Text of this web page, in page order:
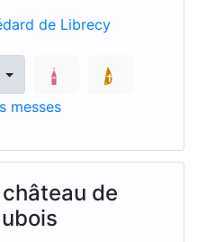
messes
de